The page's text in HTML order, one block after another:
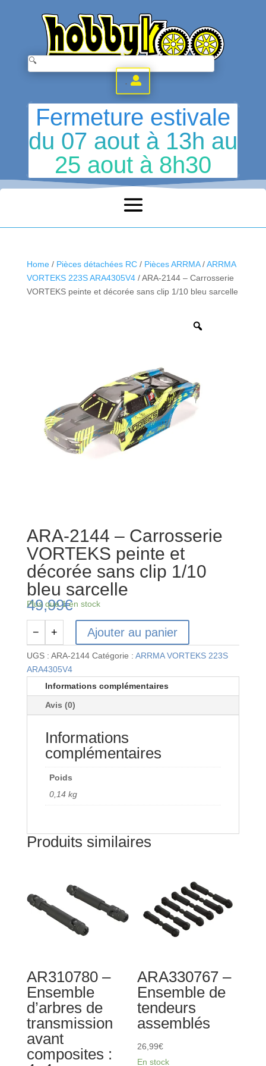
.
Fermeture estivale
du 07 aout à 13h au
25 aout à 8h30
Home/ Pièces détachées RC/ Pièces ARRMA/ARRMA
VORTEKS 223S ARA4305V4/ ARA-2144 – Carrosserie
VORTEKS peinte et décorée sans clip 1/10 bleu sarcelle
ARA-2144 – Carrosserie
VORTEKS peinte et
décorée sans clip 1/10
bleu sarcelle
49,99€
Plus que 1 en stock
quantité
de
ARA-
2144
Carrosserie
peinte
décorée
− + Ajouter au panier
UGS : ARA-2144 Catégorie : ARRMA VORTEKS 223S
ARA4305V4
Informations complémentaires
Avis (0)
Informations
complémentaires
Poids
0,14 kg
Produits similaires
AR310780 –
Ensemble
d’arbres de
transmission
avant
composites :
ARA330767 –
Ensemble de
tendeurs
assemblés
26,99€
En stock